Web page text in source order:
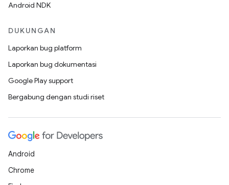
Android NDK
DUKUNGAN
Laporkan bug platform
Laporkan bug dokumentasi
Google Play support
Bergabung dengan studi riset
Android
Chrome